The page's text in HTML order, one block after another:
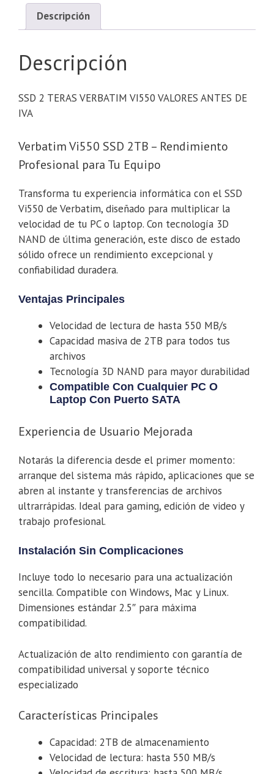
Descripción
Descripción
SSD 2 TERAS VERBATIM VI550 VALORES ANTES DE
IVA
Verbatim Vi550 SSD 2TB – Rendimiento
Profesional para Tu Equipo
Transforma tu experiencia informática con el SSD
Vi550 de Verbatim, diseñado para multiplicar la
velocidad de tu PC o laptop. Con tecnología 3D
NAND de última generación, este disco de estado
sólido ofrece un rendimiento excepcional y
confiabilidad duradera.
Ventajas Principales
Velocidad de lectura de hasta 550 MB/s
Capacidad masiva de 2TB para todos tus
archivos
Tecnología 3D NAND para mayor durabilidad
Compatible Con Cualquier PC O
Laptop Con Puerto SATA
Experiencia de Usuario Mejorada
Notarás la diferencia desde el primer momento:
arranque del sistema más rápido, aplicaciones que se
abren al instante y transferencias de archivos
ultrarrápidas. Ideal para gaming, edición de video y
trabajo profesional.
Instalación Sin Complicaciones
Incluye todo lo necesario para una actualización
sencilla. Compatible con Windows, Mac y Linux.
Dimensiones estándar 2.5″ para máxima
compatibilidad.
Actualización de alto rendimiento con garantía de
compatibilidad universal y soporte técnico
especializado
Características Principales
Capacidad: 2TB de almacenamiento
Velocidad de lectura: hasta 550 MB/s